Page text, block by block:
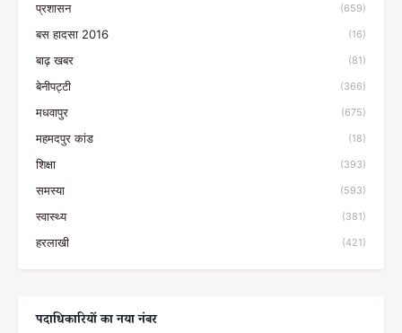
प्रशासन (659)
बस हादसा 2016 (16)
बाढ़ खबर (81)
बेनीपट्टी (366)
मधवापुर (675)
महमदपुर कांड (18)
शिक्षा (393)
समस्या (593)
स्वास्थ्य (381)
हरलाखी (421)
पदाधिकारियों का नया नंबर